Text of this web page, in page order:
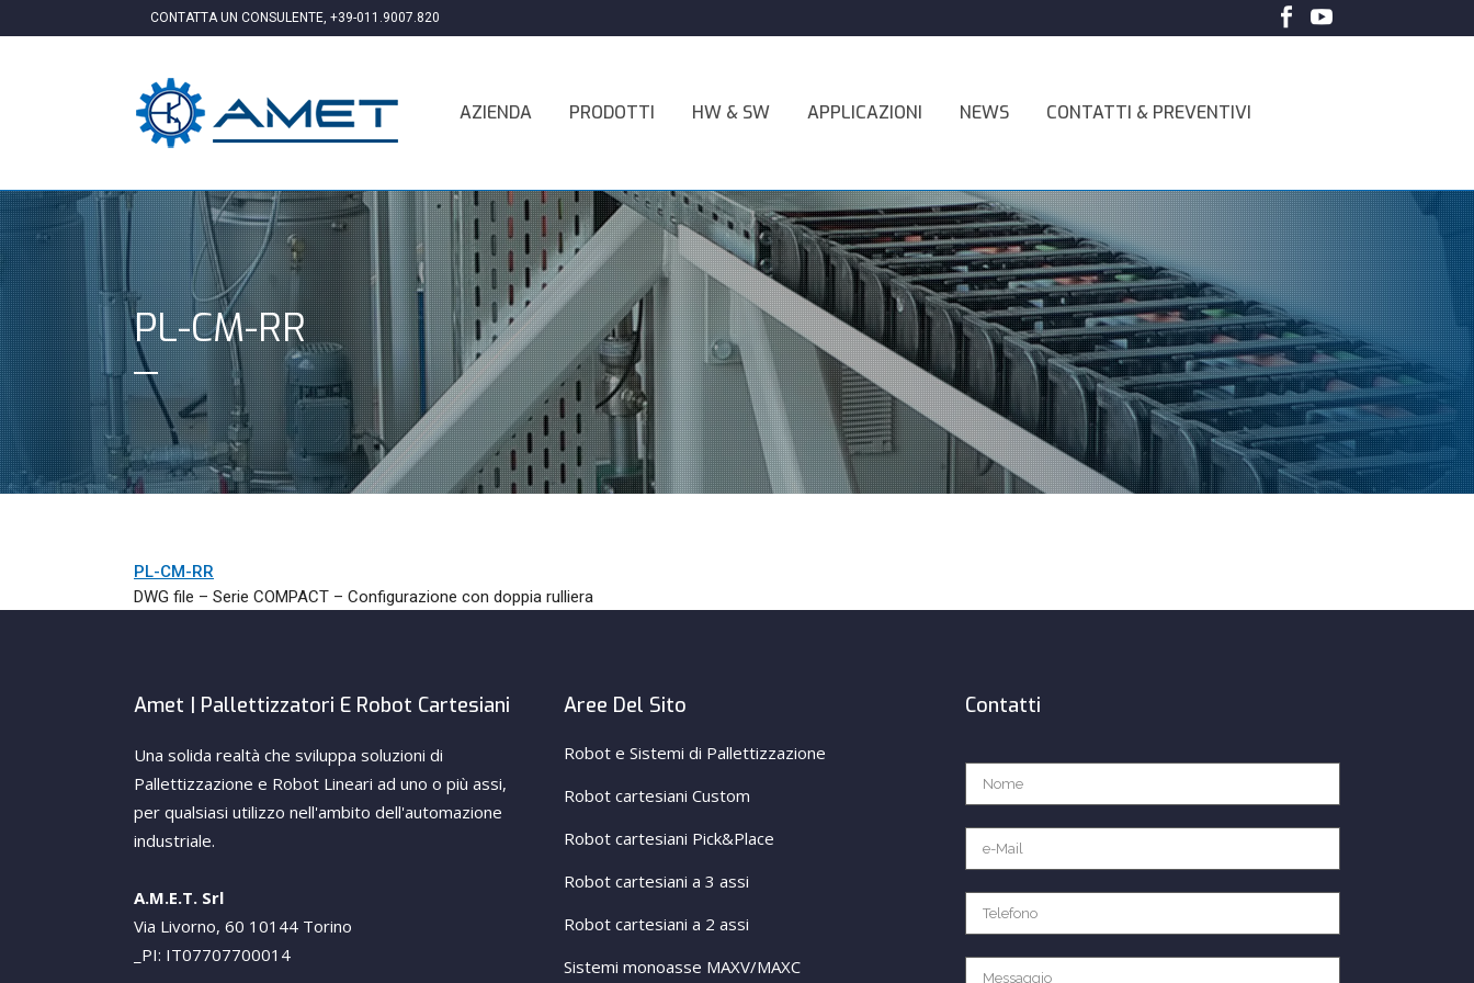
CONTATTA UN CONSULENTE, +39-011.9007.820
AZIENDA PRODOTTI HW & SW APPLICAZIONI NEWS CONTATTI & PREVENTIVI
PL-CM-RR
PL-CM-RR
DWG file – Serie COMPACT – Configurazione con doppia rulliera
Amet | Pallettizzatori E Robot Cartesiani
Una solida realtà che sviluppa soluzioni di
Pallettizzazione e Robot Lineari ad uno o più assi,
per qualsiasi utilizzo nell'ambito dell'automazione
industriale.
A.M.E.T. Srl
Via Livorno, 60 10144 Torino
_PI: IT07707700014
Aree Del Sito
Robot e Sistemi di Pallettizzazione
Robot cartesiani Custom
Robot cartesiani Pick&Place
Robot cartesiani a 3 assi
Robot cartesiani a 2 assi
Sistemi monoasse MAXV/MAXC
Contatti